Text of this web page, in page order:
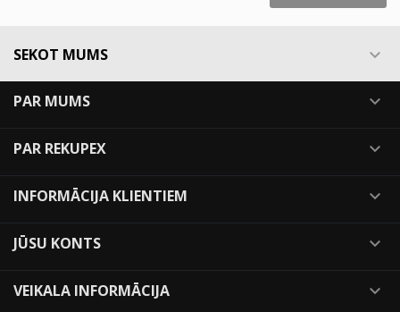
SEKOT MUMS 
PAR MUMS 
PAR REKUPEX 
INFORMĀCIJA KLIENTIEM 
JŪSU KONTS 
VEIKALA INFORMĀCIJA 